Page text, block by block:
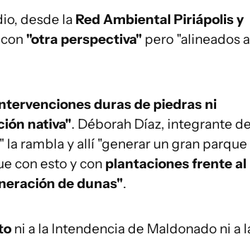
desde la Red Ambiental Piriápolis y
"otra perspectiva" pero "alineados
duras de piedras ni
nativa". Déborah Díaz, integrante
rambla y allí "generar un gran parque
con esto y con plantaciones frente al
de dunas".
ni a la Intendencia de Maldonado ni a